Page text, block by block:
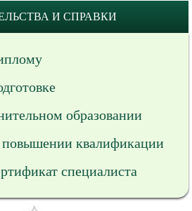
И СПРАВКИ
образовании
повышении квалификации
специалиста